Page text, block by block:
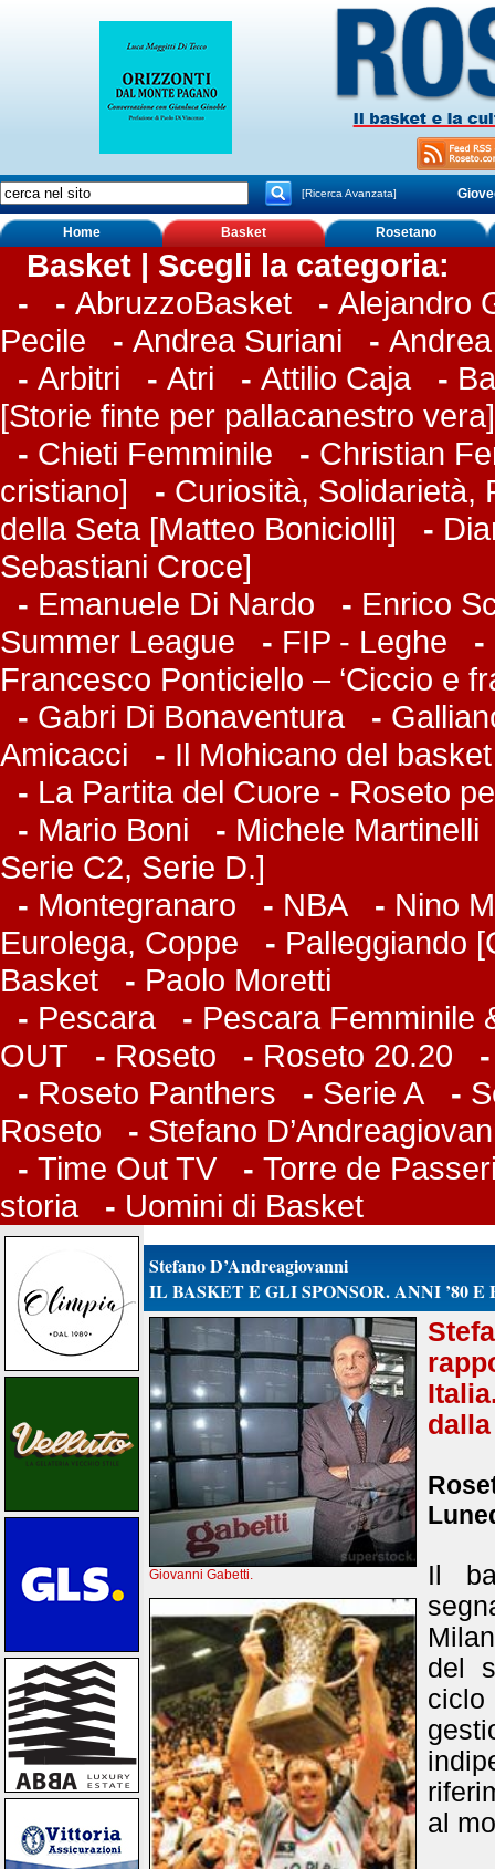
[Ricerca Avanzata]
Home Basket Rosetano
Basket | Scegli la categoria:
-
- AbruzzoBasket - Alejandro
Pecile - Andrea Suriani -
- Arbitri - Atri - Attilio Caja-
[Storie finte per pallacanestro vera]
- Chieti Femminile - Christian
cristiano] - Curiosità, Solidarietà,
della Seta [Matteo Boniciolli] -
Sebastiani Croce]
- Emanuele Di Nardo - Enrico
Summer League - FIP - Leghe -
Francesco Ponticiello – ‘Ciccio e
- Gabri Di Bonaventura-
Amicacci
- Il Mohicano del
- La Partita del Cuore - Roseto
- Mario Boni - Michele Martinelli
Serie C2, Serie D.]
- Montegranaro - NBA - Nino
Eurolega, Coppe - Palleggiando
Basket - Paolo Moretti
- Pescara- Pescara Femminile
OUT - Roseto - Roseto 20.20
- Roseto Panthers - Serie A -
Roseto - Stefano
- Time Out TV - Torre de
storia- Uomini di Basket
Stefano D’Andreagiovanni
IL BASKET E GLI SPONSOR. ANNI ’80
Giovanni Gabetti.
Il
del
ciclo
al